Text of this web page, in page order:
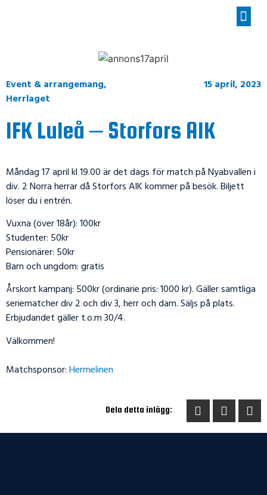
Event & arrangemang,
Herrlaget
15 april, 2023
IFK Luleå – Storfors AIK
Måndag 17 april kl 19.00 är det dags för match på Nyabvallen i
div. 2 Norra herrar då Storfors AIK kommer på besök. Biljett
löser du i entrén.
Vuxna (över 18år): 100kr
Studenter: 50kr
Pensionärer: 50kr
Barn och ungdom: gratis
Årskort kampanj: 500kr (ordinarie pris: 1000 kr). Gäller samtliga
seriematcher div 2 och div 3, herr och dam. Säljs på plats.
Erbjudandet gäller t.o.m 30/4.
Välkommen!
Matchsponsor:Hermelinen
Dela detta inlägg: